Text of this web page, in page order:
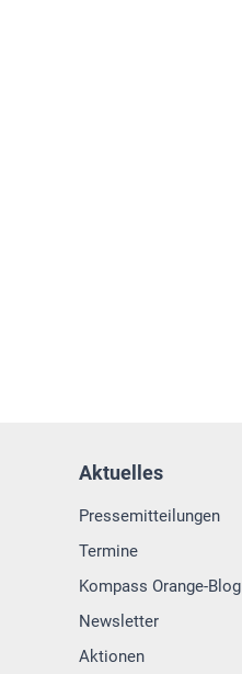
Aktuelles
Pressemitteilungen
Termine
Kompass Orange-Blog
Newsletter
Aktionen